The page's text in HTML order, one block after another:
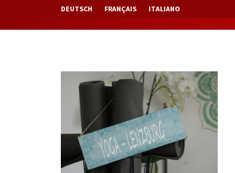
DEUTSCH FRANÇAIS ITALIANO